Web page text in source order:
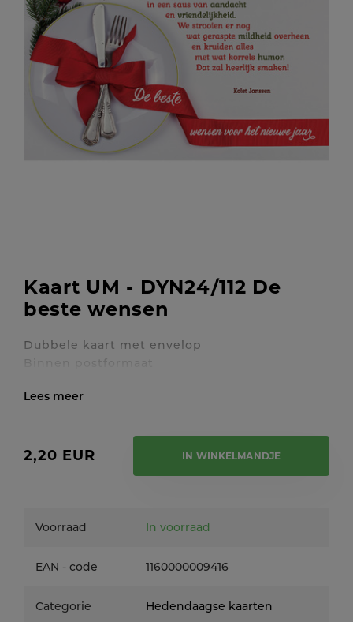
Kaart UM - DYN24/112 De
beste wensen
Dubbele kaart met envelop
Binnen postformaat
2,20 EUR IN WINKELMANDJE
Voorraad In voorraad
EAN - code 1160000009416
Categorie Hedendaagse kaarten